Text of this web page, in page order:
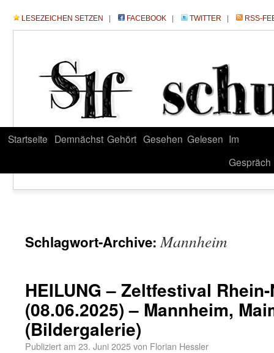
LESEZEICHEN SETZEN FACEBOOK TWITTER RSS-
Startseite Demnächst Gehört Gesehen Gelesen Im
Gespräch
Schlagwort-Archive:Mannheim
HEILUNG – Zeltfestival
(08.06.2025) – Mannheim,
(Bildergalerie)
Publiziert am 23. Juni 2025von Florian Hessler